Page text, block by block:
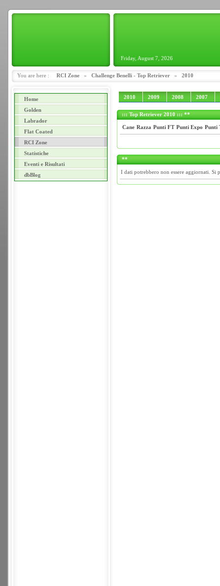
Friday, August 7, 2026
You are here : RCI Zone » Challenge Benelli - Top Retriever » 2010
Home
Golden
Labrador
Flat Coated
RCI Zone
Statistiche
Eventi e Risultati
dbBlog
2010 2009 2008 2007
::: Top Retriever 2010 ::: **
Cane Razza Punti FT Punti Expo Punti
**
I dati potrebbero non essere aggiornati. Si